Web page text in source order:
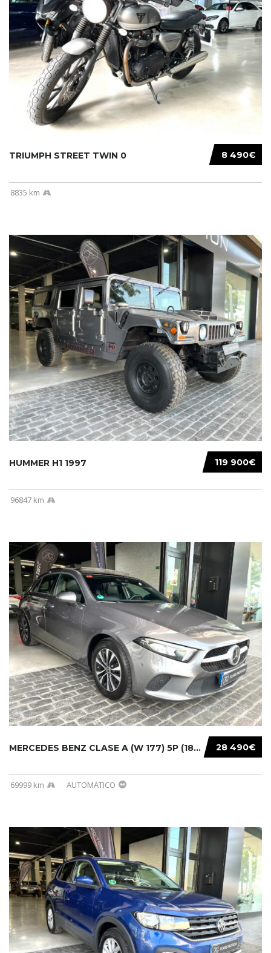
8 490€
TRIUMPH STREET TWIN 0
8835 km
119 900€
HUMMER H1 1997
96847 km
28 490€
MERCEDES BENZ CLASE A (W 177) 5P (18-) 2020....
69999 km AUTOMATICO